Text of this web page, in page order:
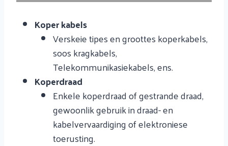
Koper kabels
Verskeie tipes en groottes koperkabels,
soos kragkabels,
Telekommunikasiekabels, ens.
Koperdraad
Enkele koperdraad of gestrande draad,
gewoonlik gebruik in draad- en
kabelvervaardiging of elektroniese
toerusting.